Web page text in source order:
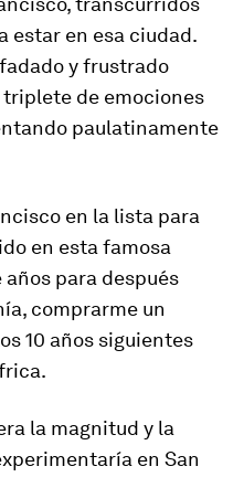
estar en esa ciudad.
y frustrado
de emociones
paulatinamente
en la lista para
en esta famosa
para después
comprarme un
10 años siguientes
la magnitud y la
en San